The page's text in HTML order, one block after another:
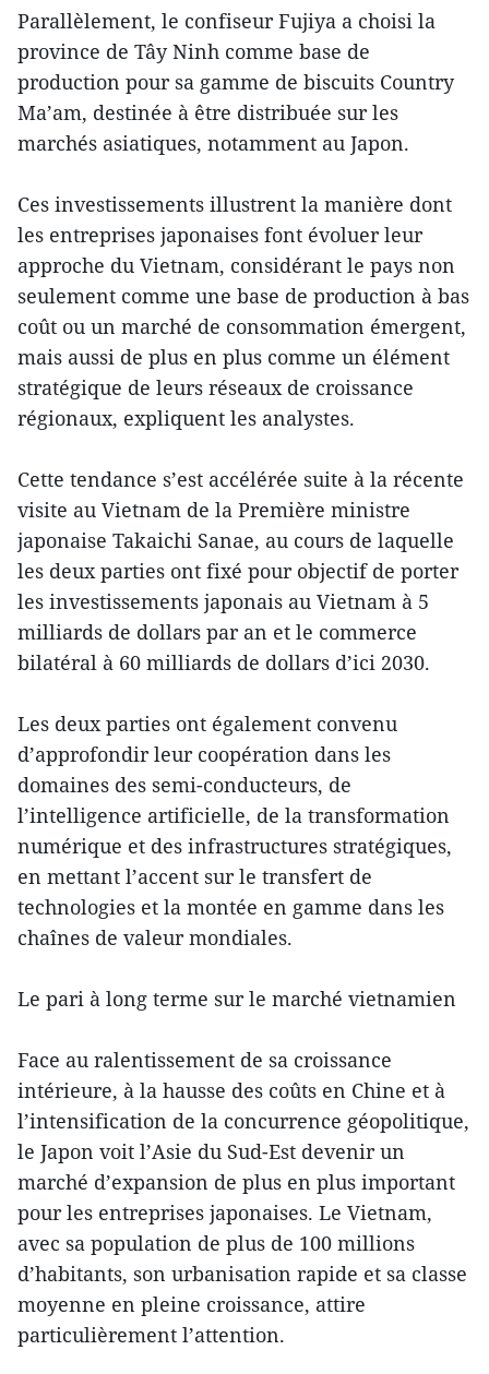
Parallèlement, le confiseur Fujiya a choisi la
province de Tây Ninh comme base de
production pour sa gamme de biscuits Country
Ma’am, destinée à être distribuée sur les
marchés asiatiques, notamment au Japon.
Ces investissements illustrent la manière dont
les entreprises japonaises font évoluer leur
approche du Vietnam, considérant le pays non
seulement comme une base de production à bas
coût ou un marché de consommation émergent,
mais aussi de plus en plus comme un élément
stratégique de leurs réseaux de croissance
régionaux, expliquent les analystes.
Cette tendance s’est accélérée suite à la récente
visite au Vietnam de la Première ministre
japonaise Takaichi Sanae, au cours de laquelle
les deux parties ont fixé pour objectif de porter
les investissements japonais au Vietnam à 5
milliards de dollars par an et le commerce
bilatéral à 60 milliards de dollars d’ici 2030.
Les deux parties ont également convenu
d’approfondir leur coopération dans les
domaines des semi-conducteurs, de
l’intelligence artificielle, de la transformation
numérique et des infrastructures stratégiques,
en mettant l’accent sur le transfert de
technologies et la montée en gamme dans les
chaînes de valeur mondiales.
Le pari à long terme sur le marché vietnamien
Face au ralentissement de sa croissance
intérieure, à la hausse des coûts en Chine et à
l’intensification de la concurrence géopolitique,
le Japon voit l’Asie du Sud-Est devenir un
marché d’expansion de plus en plus important
pour les entreprises japonaises. Le Vietnam,
avec sa population de plus de 100 millions
d’habitants, son urbanisation rapide et sa classe
moyenne en pleine croissance, attire
particulièrement l’attention.